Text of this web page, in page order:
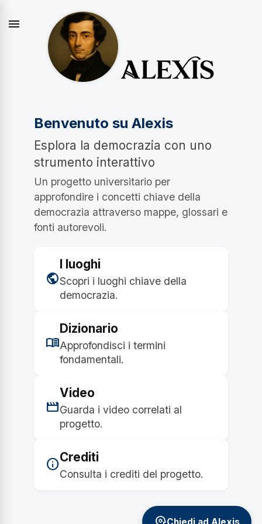
menu
Benvenuto su Alexis
Esplora la democrazia con uno
strumento interattivo
Un progetto universitario per
approfondire i concetti chiave della
democrazia attraverso mappe, glossari e
fonti autorevoli.
public
I luoghi
Scopri i luoghi chiave della
democrazia.
menu_book
Dizionario
Approfondisci i termini
fondamentali.
movie
Video
Guarda i video correlati al
progetto.
infoCrediti
Consulta i crediti del progetto.
Chiedi ad Alexis